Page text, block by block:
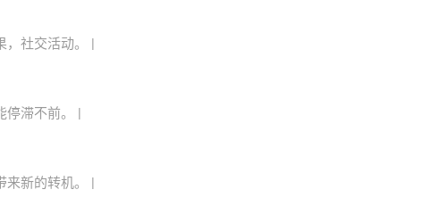
，社交活动。 |
停滞不前。 |
来新的转机。 |